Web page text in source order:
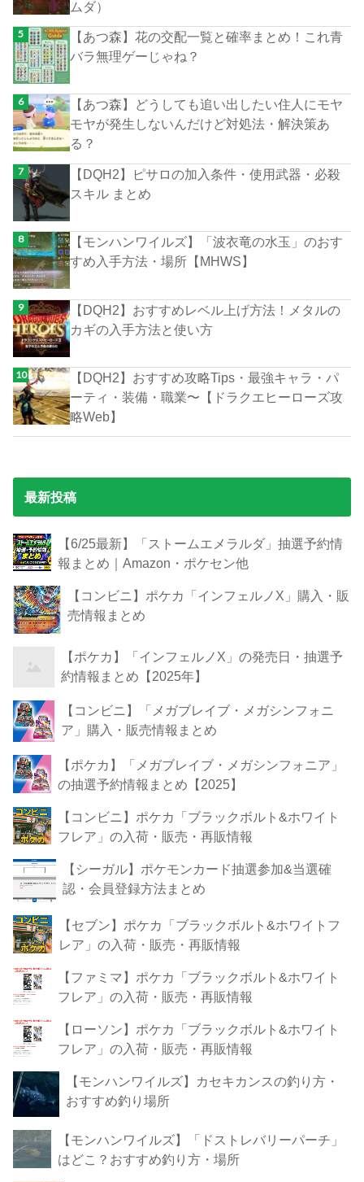
ムダ）
【あつ森】花の交配一覧と確率まとめ！これ青
バラ無理ゲーじゃね？
【あつ森】どうしても追い出したい住人にモヤ
モヤが発生しないんだけど対処法・解決策あ
る？
【DQH2】ピサロの加入条件・使用武器・必殺
スキル まとめ
【モンハンワイルズ】「波衣竜の水玉」のおす
すめ入手方法・場所【MHWS】
【DQH2】おすすめレベル上げ方法！メタルの
カギの入手方法と使い方
【DQH2】おすすめ攻略Tips・最強キャラ・パ
ーティ・装備・職業〜【ドラクエヒーローズ攻
略Web】
最新投稿
【6/25最新】「ストームエメラルダ」抽選予約情
報まとめ｜Amazon・ポケセン他
【コンビニ】ポケカ「インフェルノX」購入・販
売情報まとめ
【ポケカ】「インフェルノX」の発売日・抽選予
約情報まとめ【2025年】
【コンビニ】「メガブレイブ・メガシンフォニ
ア」購入・販売情報まとめ
【ポケカ】「メガブレイブ・メガシンフォニア」
の抽選予約情報まとめ【2025】
【コンビニ】ポケカ「ブラックボルト&ホワイト
フレア」の入荷・販売・再販情報
【シーガル】ポケモンカード抽選参加&当選確
認・会員登録方法まとめ
【セブン】ポケカ「ブラックボルト&ホワイトフ
レア」の入荷・販売・再販情報
【ファミマ】ポケカ「ブラックボルト&ホワイト
フレア」の入荷・販売・再販情報
【ローソン】ポケカ「ブラックボルト&ホワイト
フレア」の入荷・販売・再販情報
【モンハンワイルズ】カセキカンスの釣り方・
おすすめ釣り場所
【モンハンワイルズ】「ドストレバリーパーチ」
はどこ？おすすめ釣り方・場所